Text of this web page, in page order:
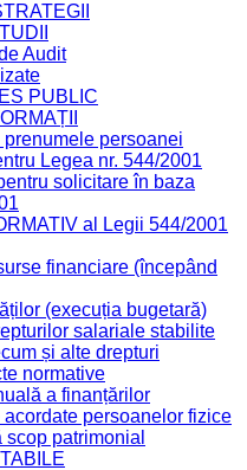
Audit
PUBLIC
persoanei
Legea nr. 544/2001
solicitare în baza
al Legii 544/2001
financiare (începând
(execuția bugetară)
salariale stabilite
și alte drepturi
normative
a finanțărilor
persoanelor fizice
patrimonial